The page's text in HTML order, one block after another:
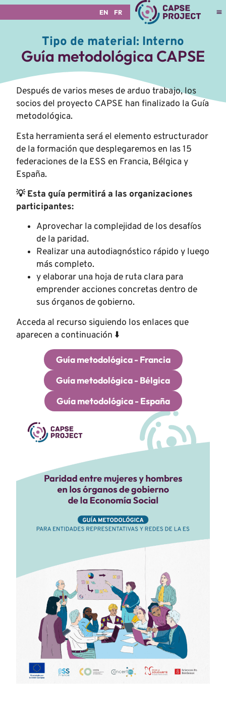
EN FR
Tipo de material: Interno
Guía metodológica CAPSE
Después de varios meses de arduo trabajo, los
socios del proyecto CAPSE han finalizado la Guía
metodológica.
Esta herramienta será el elemento estructurador
de la formación que desplegaremos en las 15
federaciones de la ESS en Francia, Bélgica y
España.
💡 Esta guía permitirá a las organizaciones
participantes:
Aprovechar la complejidad de los desafíos
de la paridad.
Realizar una autodiagnóstico rápido y luego
más completo.
y elaborar una hoja de ruta clara para
emprender acciones concretas dentro de
sus órganos de gobierno.
Acceda al recurso siguiendo los enlaces que
aparecen a continuación ⬇️
Guía metodológica - Francia
Guía metodológica - Bélgica
Guía metodológica - España